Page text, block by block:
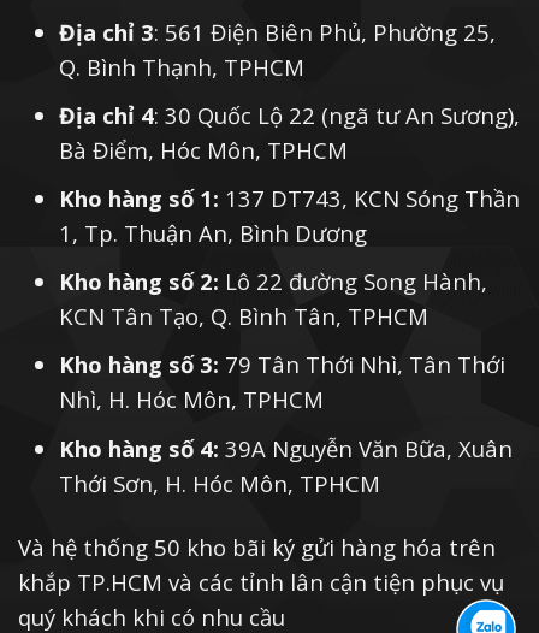
Địa chỉ 3: 561 Điện Biên Phủ, Phường 25,
Q. Bình Thạnh, TPHCM
Địa chỉ 4: 30 Quốc Lộ 22 (ngã tư An Sương),
Bà Điểm, Hóc Môn, TPHCM
Kho hàng số 1: 137 DT743, KCN Sóng Thần
1, Tp. Thuận An, Bình Dương
Kho hàng số 2: Lô 22 đường Song Hành,
KCN Tân Tạo, Q. Bình Tân, TPHCM
Kho hàng số 3: 79 Tân Thới Nhì, Tân Thới
Nhì, H. Hóc Môn, TPHCM
Kho hàng số 4: 39A Nguyễn Văn Bữa, Xuân
Thới Sơn, H. Hóc Môn, TPHCM
Và hệ thống 50 kho bãi ký gửi hàng hóa trên
khắp TP.HCM và các tỉnh lân cận tiện phục vụ
quý khách khi có nhu cầu